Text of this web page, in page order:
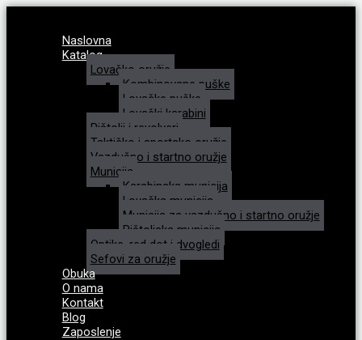
Naslovna
Katalog
Lovačko oružje
Kombinovane puške
Lovačke puške
Lovački karabini
Pištolji i revolveri
Taktičko i sportsko oružje
Vazdušno i startno oružje
Municija
Karabinska municija
Lovačka municija
Municija za vazdušno i startno oružje
Pištoljska municija
Optike, red dot i dvogledi
Sefovi za oružje
Obuka
O nama
Kontakt
Blog
Zaposlenje